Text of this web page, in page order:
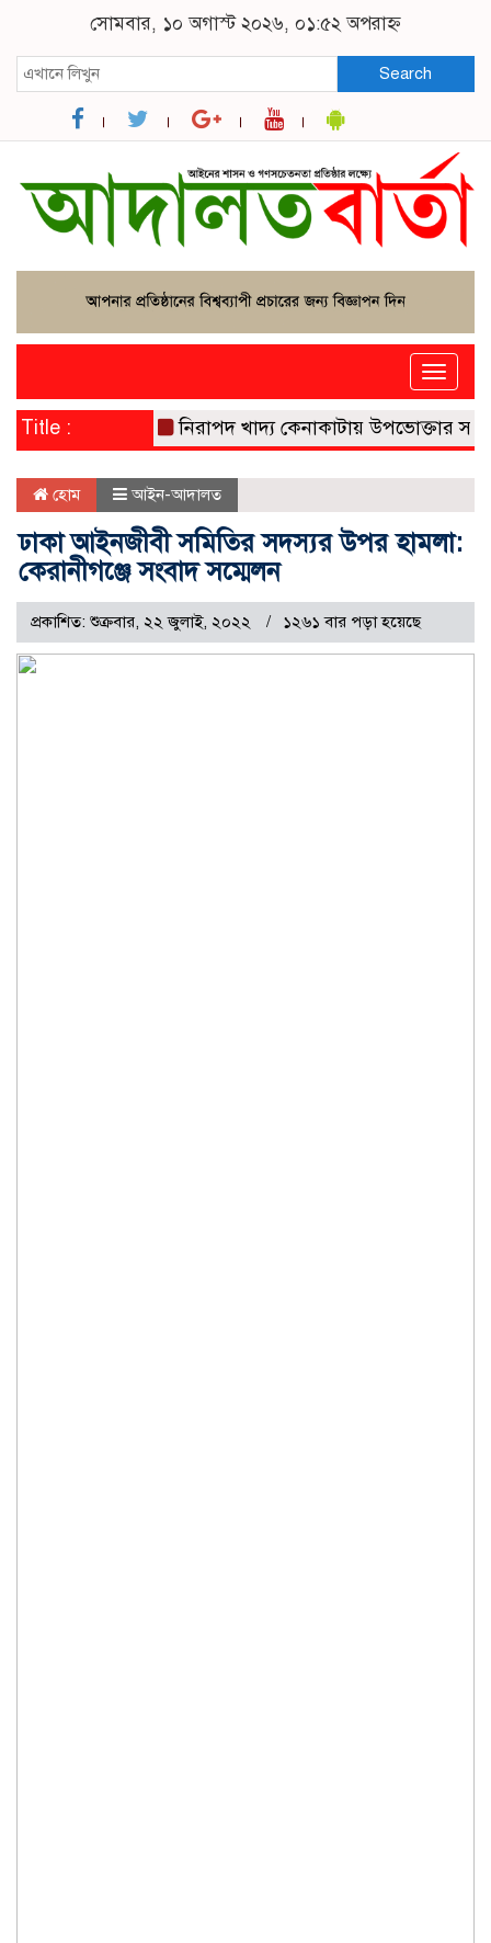
সোমবার, ১০ অগাস্ট ২০২৬, ০১:৫২ অপরাহ্ন
Search
Toggle
Title : নিরাপদ খাদ্য কেনাকাটায় উপভোক্তার
হোম আইন-আদালত
ঢাকা আইনজীবী সমিতির সদস্যর উপর হামলা:
কেরানীগঞ্জে সংবাদ সম্মেলন
প্রকাশিত: শুক্রবার, ২২ জুলাই, ২০২২ ১২৬১ বার পড়া হয়েছে